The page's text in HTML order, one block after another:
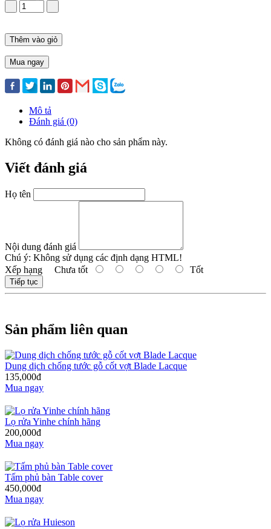
Thêm vào giỏ
Mua ngay
Mô tả
Đánh giá (0)
Không có đánh giá nào cho sản phẩm này.
Viết đánh giá
Họ tên
Nội dung đánh giá
Chú ý: Không sử dụng các định dạng HTML!
Xếp hạng Chưa tốt Tốt
Tiếp tục
Sản phẩm liên quan
Dung dịch chống tước gỗ cốt vợt Blade Lacque
135,000đ
Mua ngay
Lọ rửa Yinhe chính hãng
200,000đ
Mua ngay
Tấm phủ bàn Table cover
450,000đ
Mua ngay